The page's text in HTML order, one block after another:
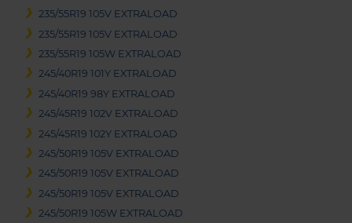
235/55R19 105V EXTRALOAD
235/55R19 105V EXTRALOAD
235/55R19 105W EXTRALOAD
245/40R19 101Y EXTRALOAD
245/40R19 98Y EXTRALOAD
245/45R19 102V EXTRALOAD
245/45R19 102Y EXTRALOAD
245/50R19 105V EXTRALOAD
245/50R19 105V EXTRALOAD
245/50R19 105V EXTRALOAD
245/50R19 105W EXTRALOAD